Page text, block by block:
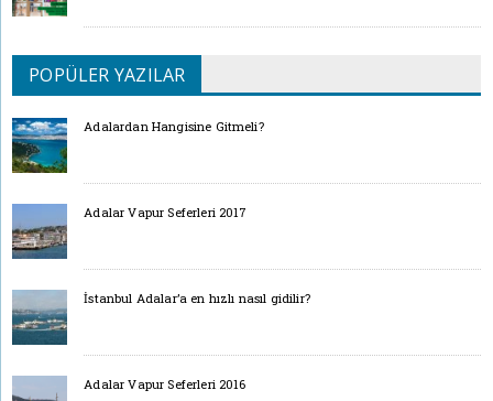
POPÜLER YAZILAR
Adalardan Hangisine Gitmeli?
Adalar Vapur Seferleri 2017
İstanbul Adalar’a en hızlı nasıl gidilir?
Adalar Vapur Seferleri 2016